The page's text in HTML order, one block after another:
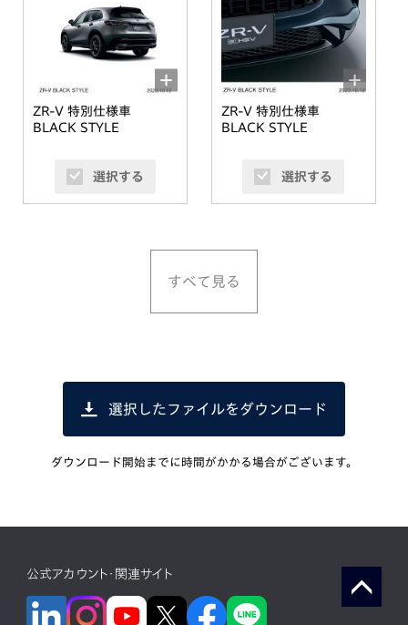
ZR-V 特別仕様車
BLACK STYLE
選択する
ZR-V 特別仕様車
BLACK STYLE
選択する
すべて見る
選択したファイルをダウンロード
ダウンロード開始までに時間がかかる場合がございます。
公式アカウント・関連サイト